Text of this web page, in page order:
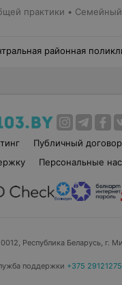
практики •
районная
Публичный договор
Персональные
Республика Беларусь, г.
поддержки +375